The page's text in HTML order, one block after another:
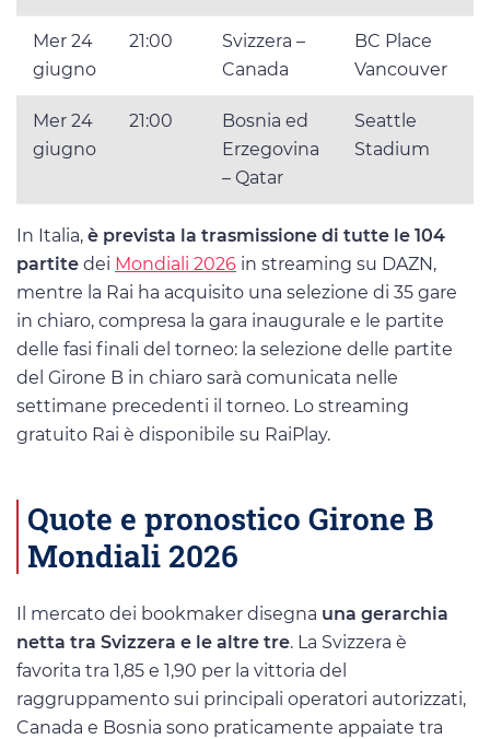
Mer 24
giugno
21:00
Svizzera –
Canada
BC Place
Vancouver
Mer 24
giugno
21:00
Bosnia ed
Erzegovina
– Qatar
Seattle
Stadium
In Italia, è prevista la trasmissione di tutte le 104
partite dei Mondiali 2026 in streaming su DAZN,
mentre la Rai ha acquisito una selezione di 35 gare
in chiaro, compresa la gara inaugurale e le partite
delle fasi finali del torneo: la selezione delle partite
del Girone B in chiaro sarà comunicata nelle
settimane precedenti il torneo. Lo streaming
gratuito Rai è disponibile su RaiPlay.
Quote e pronostico Girone B
Mondiali 2026
Il mercato dei bookmaker disegna una gerarchia
netta tra Svizzera e le altre tre. La Svizzera è
favorita tra 1,85 e 1,90 per la vittoria del
raggruppamento sui principali operatori autorizzati,
Canada e Bosnia sono praticamente appaiate tra